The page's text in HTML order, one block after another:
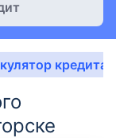
кредита